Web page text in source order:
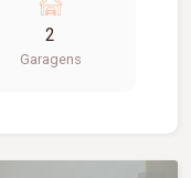
2
Garagens